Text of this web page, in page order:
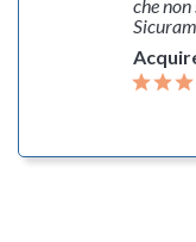
che